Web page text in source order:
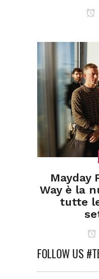
Mayday
Way è la
tutte
FOLLOW US